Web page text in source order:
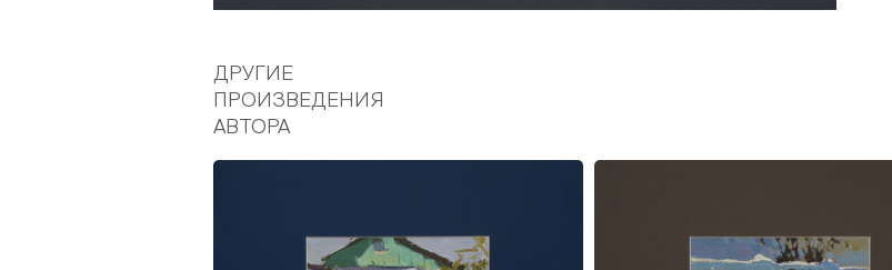
ДРУГИЕ
ПРОИЗВЕДЕНИЯ
АВТОРА